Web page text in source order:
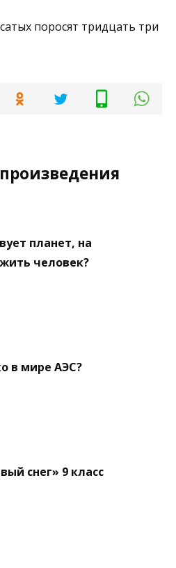
поросят тридцать три
планет, на
человек?
в мире АЭС?
снег» 9 класс